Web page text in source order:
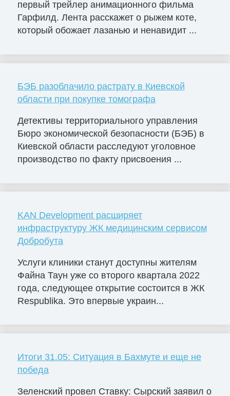
первый трейлер анимационного фильма
Гарфилд. Лента расскажет о рыжем коте,
который обожает лазанью и ненавидит ...
БЭБ разоблачило растрату в Киевской
области при покупке томографа
Детективы территориального управления
Бюро экономической безопасности (БЭБ) в
Киевской области расследуют уголовное
производство по факту присвоения ...
KAN Development расширяет
инфраструктуру ЖК медицинским сервисом
Добробута
Услуги клиники станут доступны жителям
Файна Таун уже со второго квартала 2022
года, следующее открытие состоится в ЖК
Respublika. Это впервые украин...
Итоги 31.05: Ситуация в Бахмуте и еще не
победа
Зеленский провел Ставку: Сырский заявил о